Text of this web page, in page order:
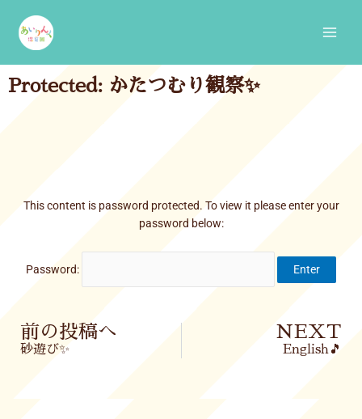
content
Protected: かたつむり観察✨
This content is password protected. To view it please enter your
password below:
Password:
Prev
前の投稿へ
砂遊び✨
NEXT
English🎵